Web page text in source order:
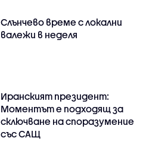
Слънчево време с локални
валежи в неделя
Иранският президент:
Моментът е подходящ за
сключване на споразумение
със САЩ